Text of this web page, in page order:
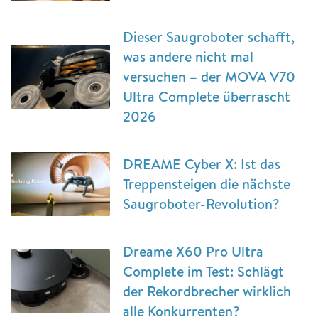
Dieser Saugroboter schafft,
was andere nicht mal
versuchen – der MOVA V70
Ultra Complete überrascht
2026
DREAME Cyber X: Ist das
Treppensteigen die nächste
Saugroboter-Revolution?
Dreame X60 Pro Ultra
Complete im Test: Schlägt
der Rekordbrecher wirklich
alle Konkurrenten?